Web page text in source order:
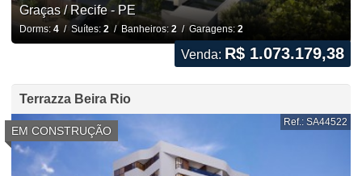
Graças / Recife - PE
Dorms: 4/ Suítes: 2/ Banheiros: 2/ Garagens: 2
Venda: R$ 1.073.179,38
Terrazza Beira Rio
EM CONSTRUÇÃO
Ref.: SA44522